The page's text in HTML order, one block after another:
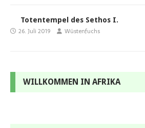
Totentempel des Sethos I.
26. Juli 2019 Wüstenfuchs
WILLKOMMEN IN AFRIKA